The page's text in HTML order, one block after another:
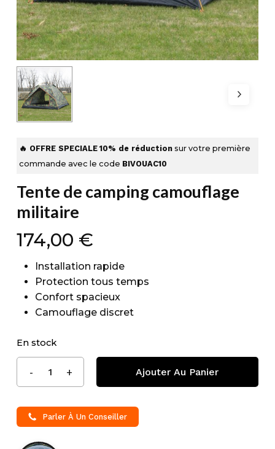
🔥 OFFRE SPECIALE 10% de réduction sur votre première
commande avec le code BIVOUAC10
Tente de camping camouflage
militaire
174,00 €
Installation rapide
Protection tous temps
Confort spacieux
Camouflage discret
En stock
Ajouter Au Panier
Parler À Un Conseiller